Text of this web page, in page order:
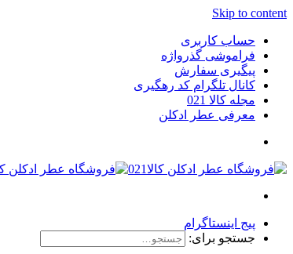
Skip to content
حساب کاربری
فراموشی گذرواژه
پیگیری سفارش
کانال تلگرام کد رهگیری
مجله کالا 021
معرفی عطر ادکلن
پیج اینستاگرام
جستجو برای: